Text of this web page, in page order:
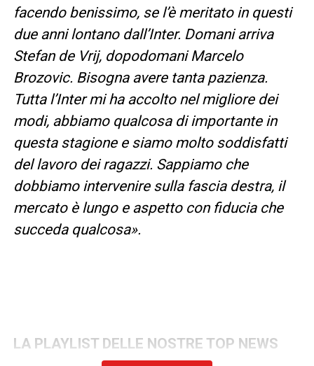
facendo benissimo, se l’è meritato in questi
due anni lontano dall’Inter. Domani arriva
Stefan de Vrij, dopodomani Marcelo
Brozovic. Bisogna avere tanta pazienza.
Tutta l’Inter mi ha accolto nel migliore dei
modi, abbiamo qualcosa di importante in
questa stagione e siamo molto soddisfatti
del lavoro dei ragazzi. Sappiamo che
dobbiamo intervenire sulla fascia destra, il
mercato è lungo e aspetto con fiducia che
succeda qualcosa».
LA PLAYLIST DELLE NOSTRE TOP NEWS